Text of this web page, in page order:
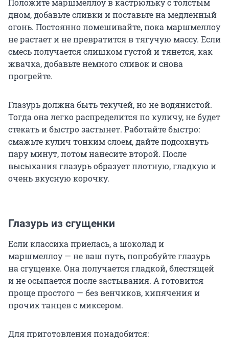
Положите маршмеллоу в кастрюльку с толстым
дном, добавьте сливки и поставьте на медленный
огонь. Постоянно помешивайте, пока маршмеллоу
не растает и не превратится в тягучую массу. Если
смесь получается слишком густой и тянется, как
жвачка, добавьте немного сливок и снова
прогрейте.
Глазурь должна быть текучей, но не водянистой.
Тогда она легко распределится по куличу, не будет
стекать и быстро застынет. Работайте быстро:
смажьте кулич тонким слоем, дайте подсохнуть
пару минут, потом нанесите второй. После
высыхания глазурь образует плотную, гладкую и
очень вкусную корочку.
Глазурь из сгущенки
Если классика приелась, а шоколад и
маршмеллоу — не ваш путь, попробуйте глазурь
на сгущенке. Она получается гладкой, блестящей
и не осыпается после застывания. А готовится
проще простого — без венчиков, кипячения и
прочих танцев с миксером.
Для приготовления понадобится: